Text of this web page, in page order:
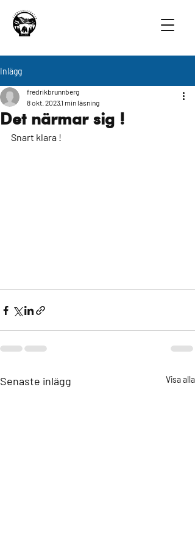
Inlägg
Det närmar sig !
fredrikbrunnberg
8 okt. 20231 min läsning
Snart klara !
Senaste inlägg Visa alla